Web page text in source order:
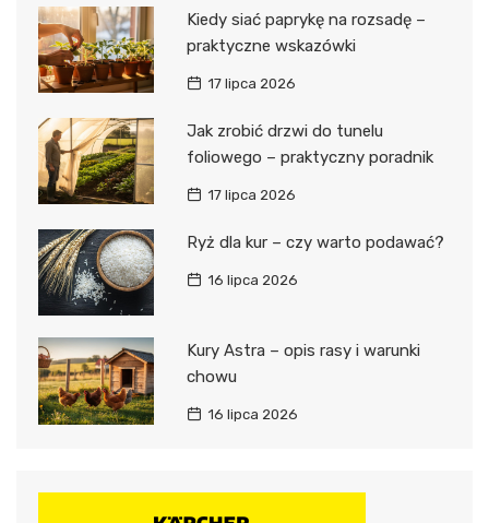
Kiedy siać paprykę na rozsadę –
praktyczne wskazówki
17 lipca 2026
Jak zrobić drzwi do tunelu
foliowego – praktyczny poradnik
17 lipca 2026
Ryż dla kur – czy warto podawać?
16 lipca 2026
Kury Astra – opis rasy i warunki
chowu
16 lipca 2026